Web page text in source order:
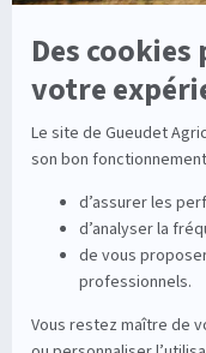
Entretien de la vigne
Occasions
Tracteurs
Matériel de récolte
Matériel de fenaison
Outils du sol non animé